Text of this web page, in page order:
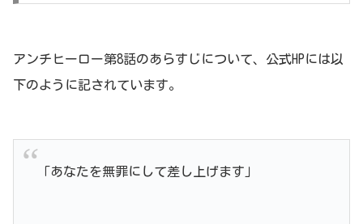
アンチヒーロー第8話のあらすじについて、公式HPには以
下のように記されています。
「あなたを無罪にして差し上げます」